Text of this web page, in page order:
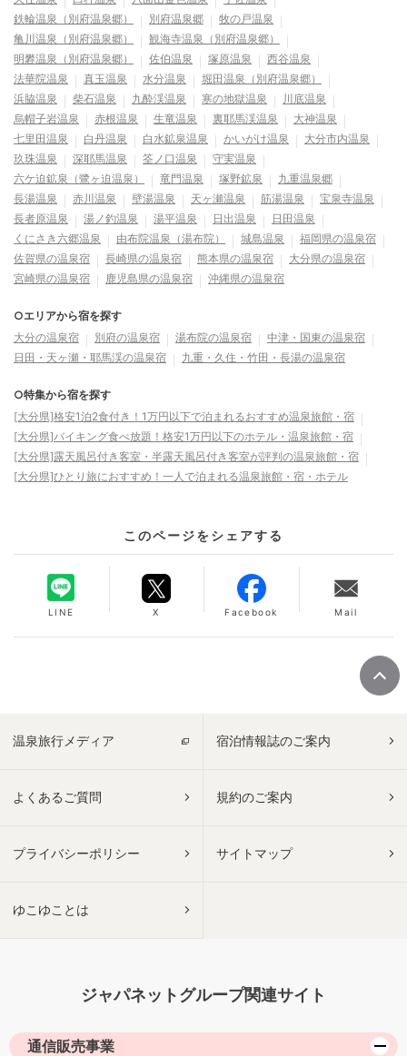
鉄輪温泉（別府温泉郷）
別府温泉郷
牧の戸温泉
亀川温泉（別府温泉郷）
観海寺温泉（別府温泉郷）
明礬温泉（別府温泉郷）
佐伯温泉 塚原温泉
西谷温泉
法華院温泉
真玉温泉 水分温泉
堀田温泉（別府温泉郷）
浜脇温泉
柴石温泉 九酔渓温泉 寒の地獄温泉
川底温泉
烏帽子岩温泉
赤根温泉 生竜温泉 裏耶馬渓温泉
大神温泉
七里田温泉
白丹温泉 白水鉱泉温泉 かいがけ温泉
大分市内温泉
玖珠温泉
深耶馬温泉 筌ノ口温泉
守実温泉
六ケ迫鉱泉（鷺ヶ迫温泉）
竜門温泉 塚野鉱泉
九重温泉郷
長湯温泉
赤川温泉 壁湯温泉 天ヶ瀬温泉 筋湯温泉
宝泉寺温泉
長者原温泉
湯ノ釣温泉 湯平温泉 日出温泉
日田温泉
くにさき六郷温泉
由布院温泉（湯布院） 城島温泉
福岡県の温泉宿
佐賀県の温泉宿
長崎県の温泉宿 熊本県の温泉宿
大分県の温泉宿
宮崎県の温泉宿
鹿児島県の温泉宿 沖縄県の温泉宿
○エリアから宿を探す
大分の温泉宿
別府の温泉宿 湯布院の温泉宿
中津・国東の温泉宿
日田・天ヶ瀬・耶馬渓の温泉宿
九重・久住・竹田・長湯の温泉宿
○特集から宿を探す
[大分県]格安1泊2食付き！1万円以下で泊まれるおすすめ温泉旅館・宿
[大分県]バイキング食べ放題！格安1万円以下のホテル・温泉旅館・宿
[大分県]露天風呂付き客室・半露天風呂付き客室が評判の温泉旅館・宿
[大分県]ひとり旅におすすめ！一人で泊まれる温泉旅館・宿・ホテル
このページをシェアする
LINE X Facebook Mail
温泉旅行メディア 宿泊情報誌のご案内
よくあるご質問 規約のご案内
プライバシーポリシー サイトマップ
ゆこゆことは
ジャパネットグループ関連サイト
通信販売事業